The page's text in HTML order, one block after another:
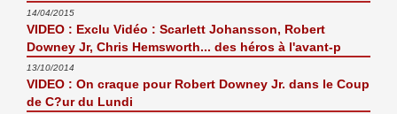
14/04/2015
VIDEO : Exclu Vidéo : Scarlett Johansson, Robert
Downey Jr, Chris Hemsworth... des héros à l'avant-p
13/10/2014
VIDEO : On craque pour Robert Downey Jr. dans le Coup
de C?ur du Lundi